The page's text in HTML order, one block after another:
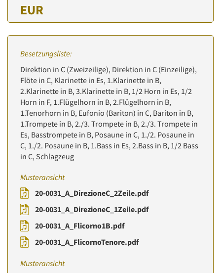
EUR
Besetzungsliste:
Direktion in C (Zweizeilige), Direktion in C (Einzeilige),
Flöte in C, Klarinette in Es, 1.Klarinette in B,
2.Klarinette in B, 3.Klarinette in B, 1/2 Horn in Es, 1/2
Horn in F, 1.Flügelhorn in B, 2.Flügelhorn in B,
1.Tenorhorn in B, Eufonio (Bariton) in C, Bariton in B,
1.Trompete in B, 2./3. Trompete in B, 2./3. Trompete in
Es, Basstrompete in B, Posaune in C, 1./2. Posaune in
C, 1./2. Posaune in B, 1.Bass in Es, 2.Bass in B, 1/2 Bass
in C, Schlagzeug
Musteransicht
20-0031_A_DirezioneC_2Zeile.pdf
20-0031_A_DirezioneC_1Zeile.pdf
20-0031_A_Flicorno1B.pdf
20-0031_A_FlicornoTenore.pdf
Musteransicht